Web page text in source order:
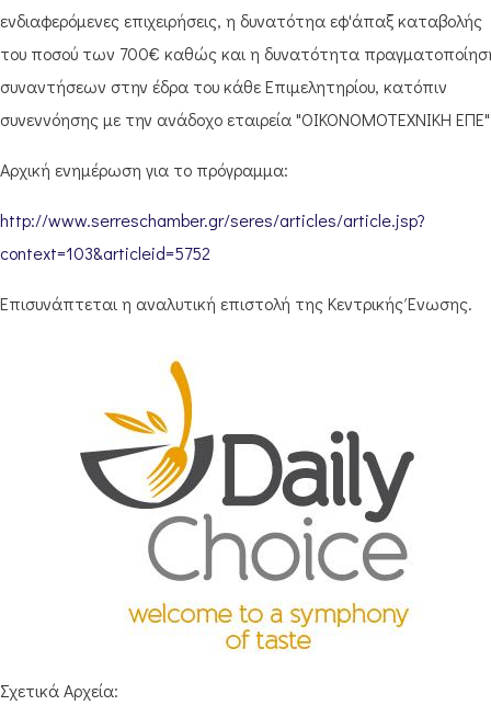
ενδιαφερόμενες επιχειρήσεις, η δυνατότηα εφ'άπαξ καταβολής
του ποσού των 700€ καθώς και η δυνατότητα
συναντήσεων στην έδρα του κάθε Επιμελητηρίου, κατόπιν
συνεννόησης με την ανάδοχο εταιρεία "ΟΙΚΟΝΟΜΟΤΕΧΝΙΚΗ
Αρχική ενημέρωση για το πρόγραμμα:
http://www.serreschamber.gr/seres/articles/article.jsp?
context=103&articleid=5752
Επισυνάπτεται η αναλυτική επιστολή της Κεντρικής Ένωσης.
Σχετικά Αρχεία: